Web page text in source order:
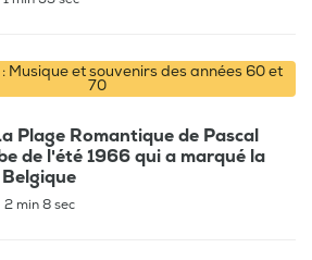
Musique et souvenirs des années 60 et
70
Plage Romantique de Pascal
de l'été 1966 qui a marqué la
2 min 8 sec